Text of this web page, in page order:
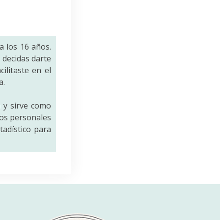
los 16 años.
darte
en el
y sirve como
personales
para